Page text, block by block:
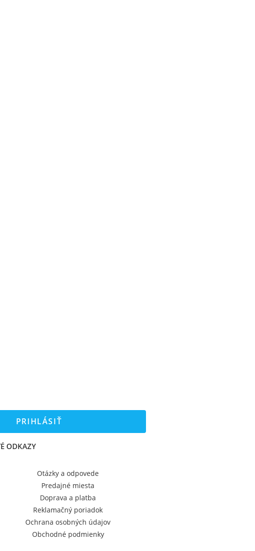
PRIHLÁSIŤ
ODKAZY
Otázky a odpovede
Predajné miesta
Doprava a platba
Reklamačný poriadok
Ochrana osobných údajov
Obchodné podmienky